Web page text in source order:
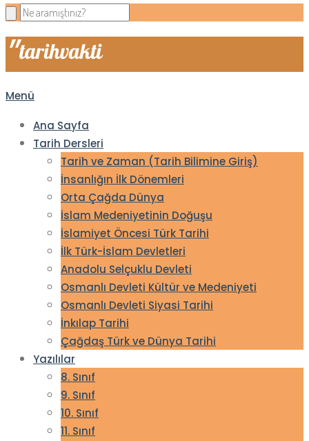
Menü
Ana Sayfa
Tarih Dersleri
Tarih ve Zaman (Tarih Bilimine Giriş)
İnsanlığın İlk Dönemleri
Orta Çağda Dünya
İslam Medeniyetinin Doğuşu
İslamiyet Öncesi Türk Tarihi
İlk Türk-İslam Devletleri
Anadolu Selçuklu Devleti
Osmanlı Devleti Kültür ve Medeniyeti
Osmanlı Devleti Siyasi Tarihi
İnkılap Tarihi
Çağdaş Türk ve Dünya Tarihi
Yazılılar
8. Sınıf
9. Sınıf
10. Sınıf
11. Sınıf